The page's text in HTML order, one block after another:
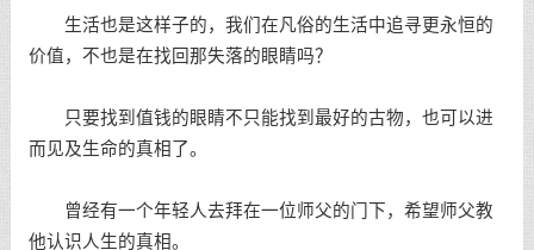
生活也是这样子的，我们在凡俗的生活中追寻更永恒的
价值，不也是在找回那失落的眼睛吗？
只要找到值钱的眼睛不只能找到最好的古物，也可以进
而见及生命的真相了。
曾经有一个年轻人去拜在一位师父的门下，希望师父教
他认识人生的真相。